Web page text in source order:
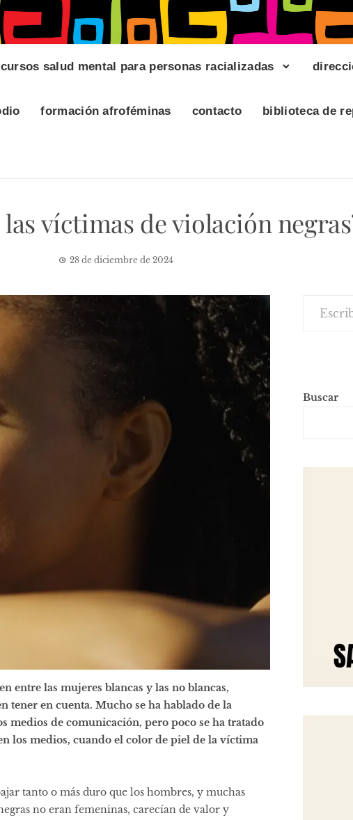
salud mental para personas racializadas
formación afroféminas contacto biblioteca de
las víctimas de violación
28 de diciembre de 2024
entre las mujeres blancas y las no blancas,
tener en cuenta. Mucho se ha hablado de la
medios de comunicación, pero poco se ha tratado
los medios, cuando el color de piel de la víctima
tanto o más duro que los hombres, y muchas
no eran femeninas, carecían de valor y
Buscar